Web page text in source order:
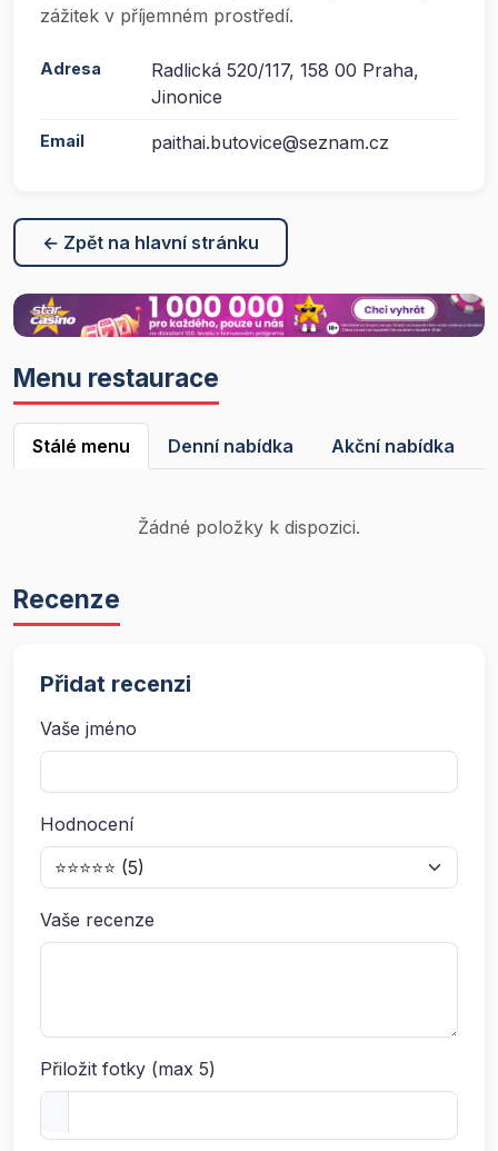
zážitek v příjemném prostředí.
Adresa
Radlická 520/117, 158 00 Praha,
Jinonice
Email paithai.butovice@seznam.cz
← Zpět na hlavní stránku
Menu restaurace
Stálé menu Denní nabídka Akční nabídka
Žádné položky k dispozici.
Recenze
Přidat recenzi
Vaše jméno
Hodnocení
Vaše recenze
Přiložit fotky (max 5)